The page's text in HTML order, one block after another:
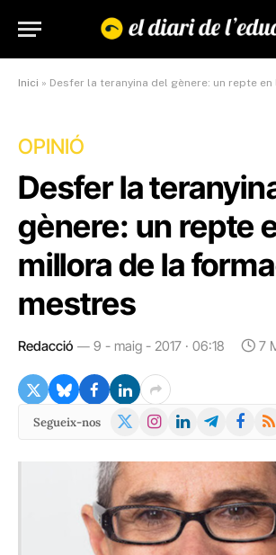
Inici » Desfer la teranyina del gènere: un repte en la millora
OPINIÓ
Desfer la
gènere: un repte
millora de la
mestres
Redacció 9 - maig - 2017 · 06:18 7
Segueix-nos
X
Instagram
LinkedInTelegram RSS